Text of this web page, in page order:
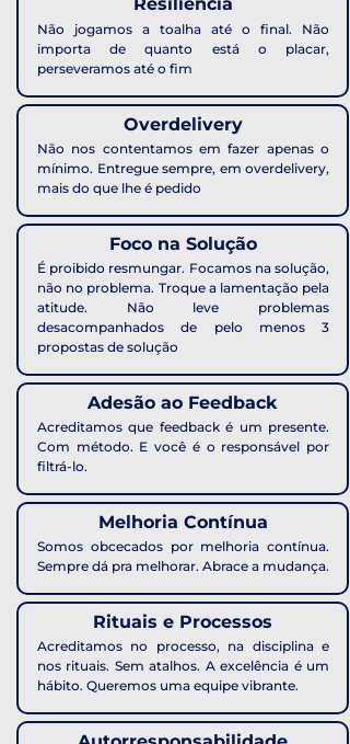
Não jogamos a toalha até o final. Não
importa de quanto está o placar,
perseveramos até o fim
Overdelivery
Não nos contentamos em fazer apenas o
mínimo. Entregue sempre, em overdelivery,
mais do que lhe é pedido
Foco na Solução
É proibido resmungar. Focamos na solução,
não no problema. Troque a lamentação pela
atitude. Não leve problemas
desacompanhados de pelo menos 3
propostas de solução
Adesão ao Feedback
Acreditamos que feedback é um presente.
Com método. E você é o responsável por
filtrá-lo.
Melhoria Contínua
Somos obcecados por melhoria contínua.
Sempre dá pra melhorar. Abrace a mudança.
Rituais e Processos
Acreditamos no processo, na disciplina e
nos rituais. Sem atalhos. A excelência é um
hábito. Queremos uma equipe vibrante.